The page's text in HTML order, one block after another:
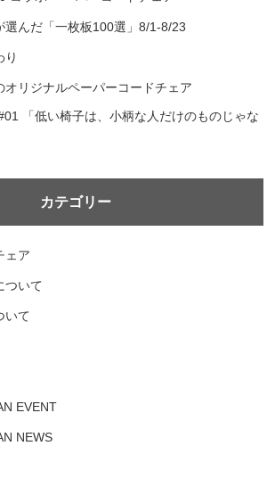
選んだ「一枚板100選」8/1-8/23
り
リジナルペーパーコードチェア
「低い椅子は、小柄な人だけのものじゃな
カテゴリー
ェア
ついて
いて
EVENT
NEWS